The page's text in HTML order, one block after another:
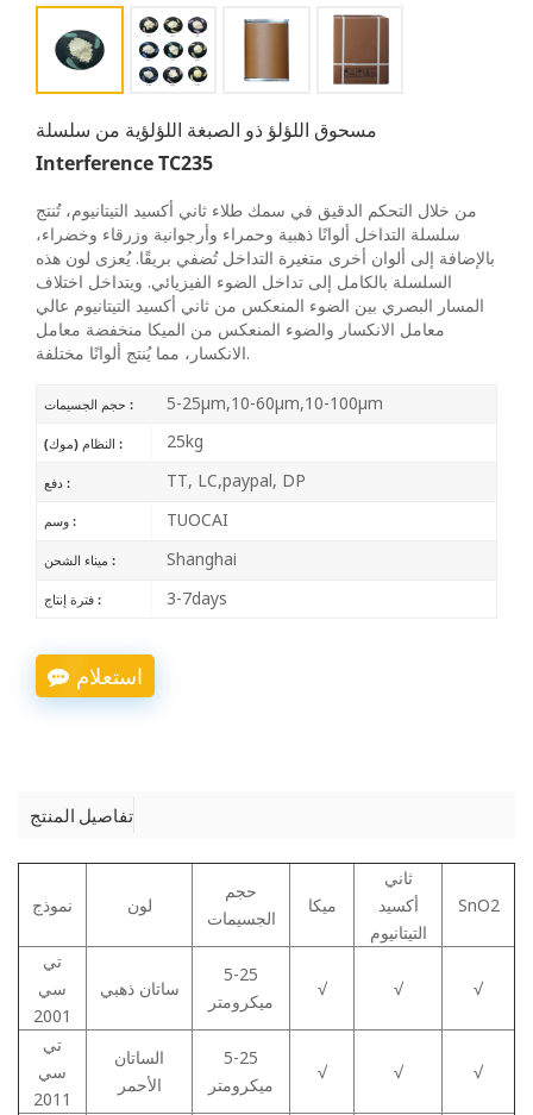
مسحوق اللؤلؤ ذو الصبغة اللؤلؤية من سلسلة
Interference TC235
من خلال التحكم الدقيق في سمك طلاء ثاني أكسيد التيتانيوم، تُنتج
سلسلة التداخل ألوانًا ذهبية وحمراء وأرجوانية وزرقاء وخضراء،
بالإضافة إلى ألوان أخرى متغيرة التداخل تُضفي بريقًا. يُعزى لون هذه
السلسلة بالكامل إلى تداخل الضوء الفيزيائي. ويتداخل اختلاف
المسار البصري بين الضوء المنعكس من ثاني أكسيد التيتانيوم عالي
معامل الانكسار والضوء المنعكس من الميكا منخفضة معامل
الانكسار، مما يُنتج ألوانًا مختلفة.
حجم الجسيمات : 5-25μm,10-60μm,10-100μm
النظام (موك) : 25kg
دفع : TT, LC,paypal, DP
وسم : TUOCAI
ميناء الشحن : Shanghai
فترة إنتاج : 3-7days
استعلام
تفاصيل المنتج
نموذج لون
حجم
الجسيمات
ميكا
ثاني
أكسيد
التيتانيوم
SnO2
تي
سي
2001
ساتان ذهبي
5-25
ميكرومتر
√ √ √
تي
سي
2011
الساتان
الأحمر
5-25
ميكرومتر
√ √ √